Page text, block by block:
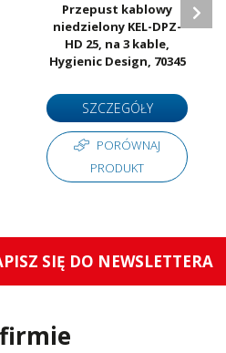
Przepust kablowy
niedzielony KEL-DPZ-
HD 25, na 3 kable,
Hygienic Design, 70345
SZCZEGÓŁY
PORÓWNAJ
PRODUKT
SIĘ DO NEWSLETTERA